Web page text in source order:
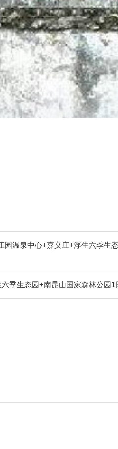
园温泉中心+嘉义庄+浮生六季生
季生态园+南昆山国家森林公园1